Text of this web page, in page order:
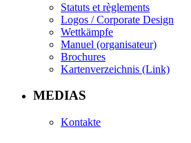
Statuts et règlements
Logos / Corporate Design
Wettkämpfe
Manuel (organisateur)
Brochures
Kartenverzeichnis (Link)
MEDIAS
Kontakte